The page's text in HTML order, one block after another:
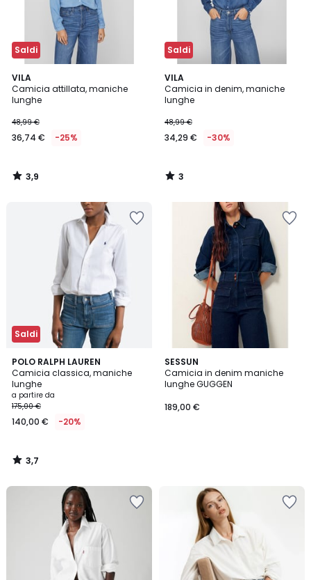
Saldi
VILA
Camicia attillata, maniche
lunghe
48,99 €
36,74 € -25%
3,9
/ 5
3,9
/
Saldi
VILA
Camicia in denim, maniche
lunghe
48,99 €
34,29 € -30%
3
/
5
3
/
Saldi
POLO RALPH LAUREN
Camicia classica, maniche
lunghe
a partire da
175,00 €
140,00 € -20%
3,7
/ 5
3,7
/
SESSUN
Camicia in denim maniche
lunghe GUGGEN
189,00 €